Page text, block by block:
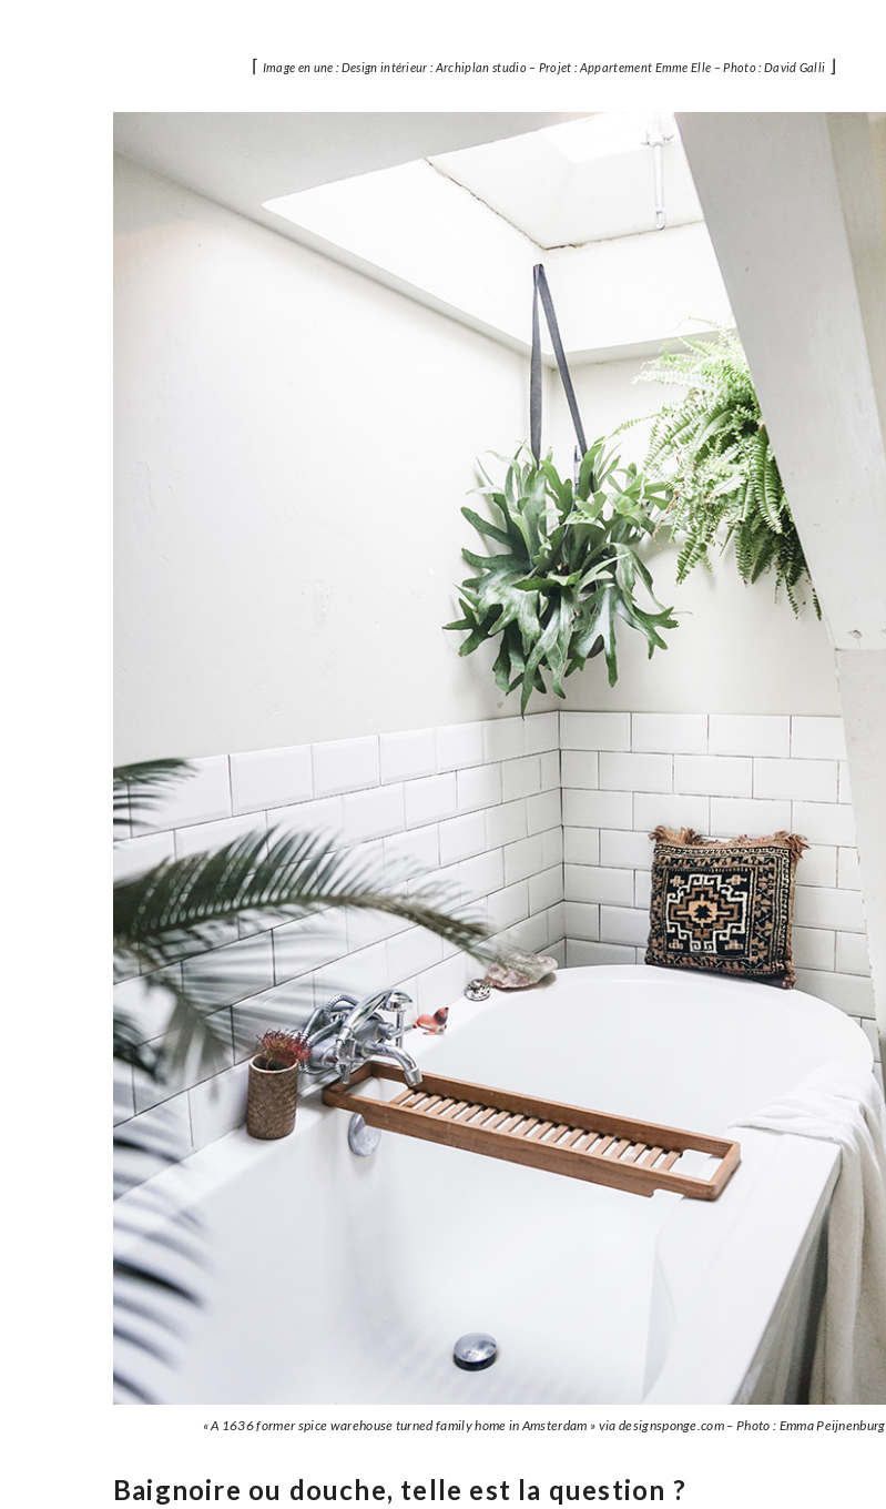
⌈ Image en une : Design intérieur : Archiplan studio – Projet : Appartement Emme Elle – Photo : David Galli ⌋
« A 1636 former spice warehouse turned family home in Amsterdam » via designsponge.com – Photo : Emma Peijnenburg
Baignoire ou douche, telle est la question ?